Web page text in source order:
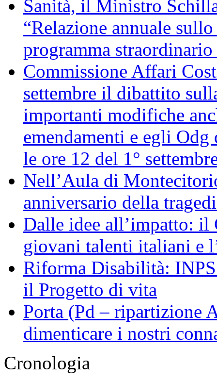
Sanità, il Ministro
“Relazione annuale
programma
Commissione Affari
settembre il dibattito
importanti modifiche
emendamenti e egli Odg
le ore 12 del 1°
Nell’Aula di
anniversario della
Dalle idee all’impatto: il
giovani talenti italiani e
Riforma Disabilità:
il Progetto di vita
Porta (Pd – ripartizione
dimenticare i nostri
Cronologia